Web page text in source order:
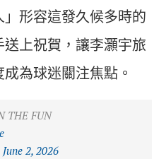
形容這發久候多時的
上祝賀，讓李灝宇旅
為球迷關注焦點。
THE FUN
June 2, 2026